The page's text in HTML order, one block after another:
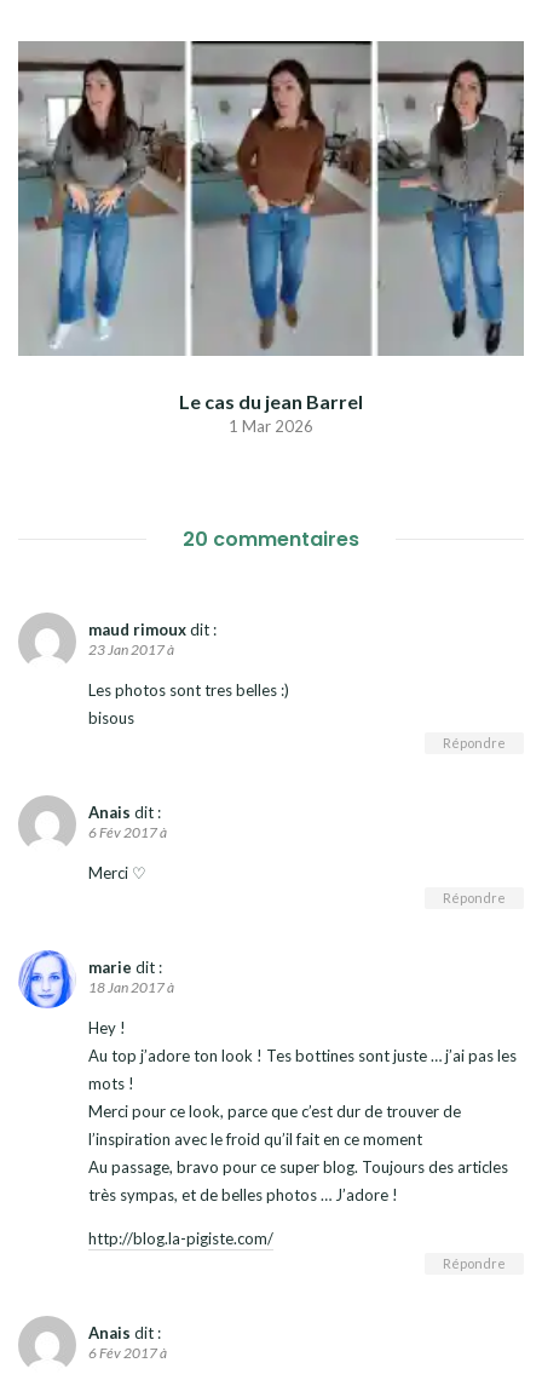
Le cas du jean Barrel
1 Mar 2026
20 commentaires
maud rimouxdit :
23 Jan 2017 à
Les photos sont tres belles :)
bisous
Répondre
Anais dit :
6 Fév 2017 à
Merci ♡
Répondre
marie dit :
18 Jan 2017 à
Hey !
Au top j’adore ton look ! Tes bottines sont juste … j’ai pas les
mots !
Merci pour ce look, parce que c’est dur de trouver de
l’inspiration avec le froid qu’il fait en ce moment
Au passage, bravo pour ce super blog. Toujours des articles
très sympas, et de belles photos … J’adore !
http://blog.la-pigiste.com/
Répondre
Anais dit :
6 Fév 2017 à